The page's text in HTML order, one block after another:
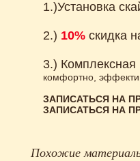
1.)Установка
2.) 10% скидка
3.) Комплексная
комфортно,
ЗАПИСАТЬСЯ НА
ЗАПИСАТЬСЯ НА
Похожие